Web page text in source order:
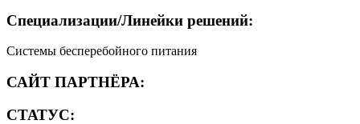
Специализации/Линейки решений:
Системы бесперебойного питания
САЙТ ПАРТНЁРА:
СТАТУС: